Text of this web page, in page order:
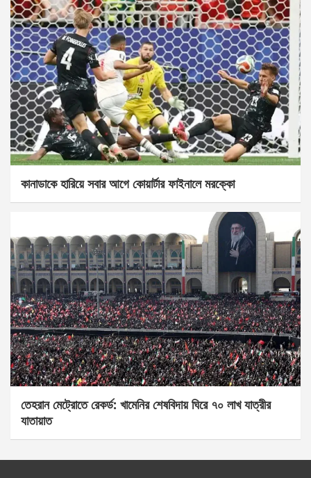
কানাডাকে হারিয়ে সবার আগে কোয়ার্টার ফাইনালে মরক্কো
তেহরান মেট্রোতে রেকর্ড: খামেনির শেষবিদায় ঘিরে ৭০ লাখ যাত্রীর
যাতায়াত